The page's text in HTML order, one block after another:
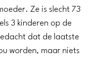
Ze is slecht 73
3 kinderen op de
dat de laatste
worden, maar niets